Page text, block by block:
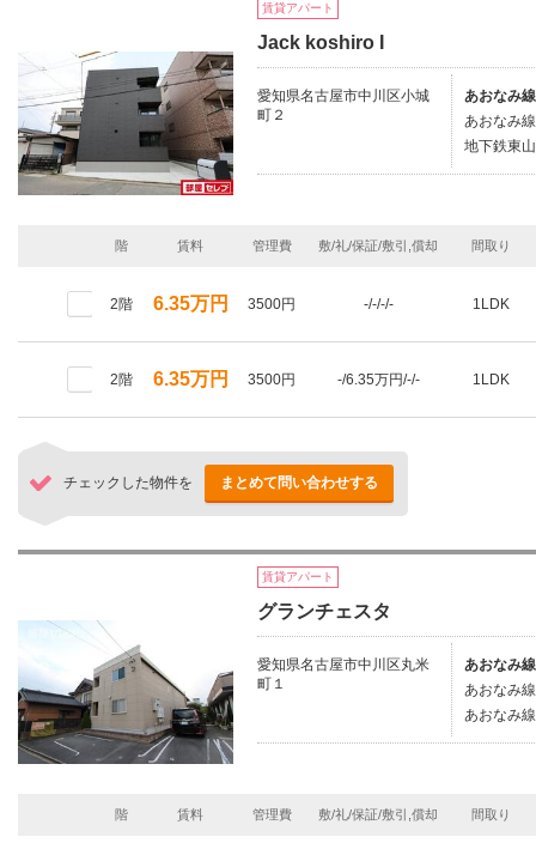
賃貸アパート
Jack koshiro I
愛知県名古屋市中川区小城
町２
あおなみ
あおなみ
地下鉄東
階 賃料 管理費 敷/礼/保証/敷引,償却 間取り
2階 6.35万円 3500円 -/-/-/- 1LDK
2階 6.35万円 3500円 -/6.35万円/-/- 1LDK
チェックした物件を まとめて問い合わせする
賃貸アパート
グランチェスタ
愛知県名古屋市中川区丸米
町１
あおなみ
あおなみ
あおなみ
階 賃料 管理費 敷/礼/保証/敷引,償却 間取り